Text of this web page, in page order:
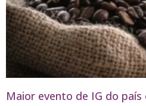
Maior evento de IG do país